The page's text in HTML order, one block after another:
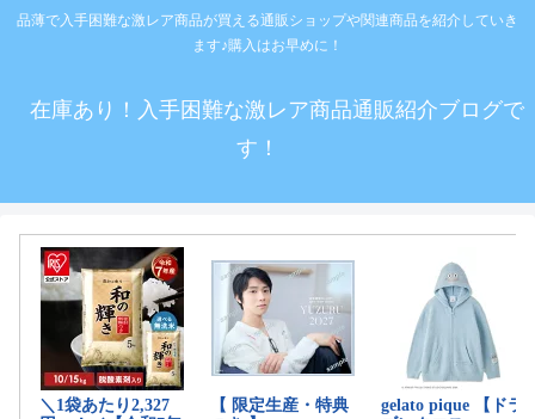
品薄で入手困難な激レア商品が買える通販ショップや関連商品を紹介していき
ます♪購入はお早めに！
在庫あり！入手困難な激レア商品通販紹介ブログで
す！